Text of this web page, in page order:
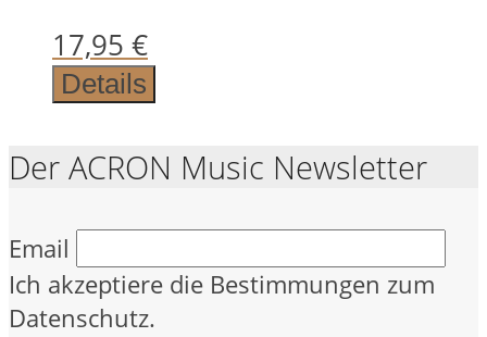
17,95 €
Details
Der ACRON Music Newsletter
Email
Ich akzeptiere die Bestimmungen zum
Datenschutz.